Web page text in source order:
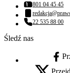
Numer telefonu:
801 04 45 45
Adres email:
Numer telefonu:
22 535 88 00
Śledź nas